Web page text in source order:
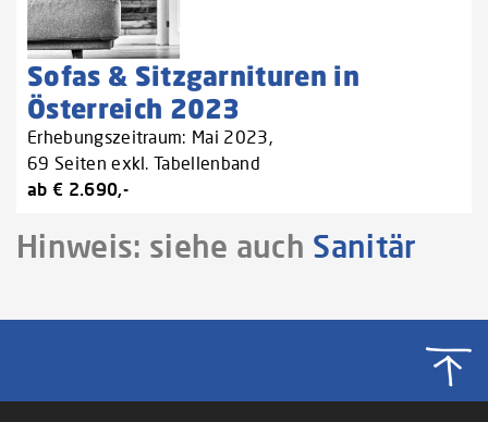
Sofas & Sitzgarnituren in
Österreich 2023
Erhebungszeitraum: Mai 2023,
69 Seiten exkl. Tabellenband
ab € 2.690,-
Hinweis: siehe auch Sanitär